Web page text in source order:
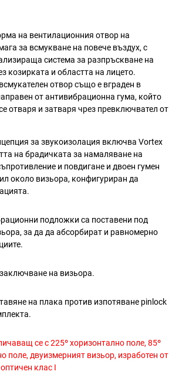
на вентилационния отвор на
за всмукване на повече въздух, с
система за разпръскване на
козирката и областта на лицето.
отвор също е вграден в
от антивибрационна гума, който
отваря и затваря чрез превключвател от
за звукоизолация включва Vortex
на брадичката за намаляване на
и повдигане и двоен гумен
около визьора, конфигуриран да
подложки са поставени под
за да да абсорбират и равномерно
на визьора.
на плака против изпотяване pinlock
се с 225º хоризонтално поле, 85º
поле, двуизмерният визьор, изработен от
клас I